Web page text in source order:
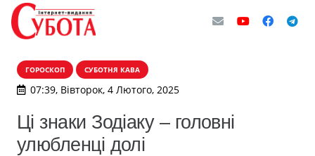
ГОРОСКОП СУБОТНЯ КАВА
07:39, Вівторок, 4 Лютого, 2025
Ці знаки Зодіаку – головні
улюбленці долі